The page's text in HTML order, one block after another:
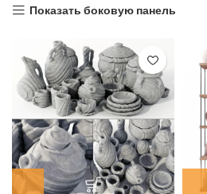
Показать боковую панель